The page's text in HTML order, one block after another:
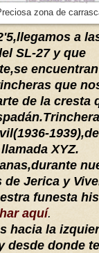
zona de
a
SL-27 y que
encuentran
que
de la cresta
llamada XYZ.
,durante
Jerica y
funesta
aquí.
hacia la
desde donde